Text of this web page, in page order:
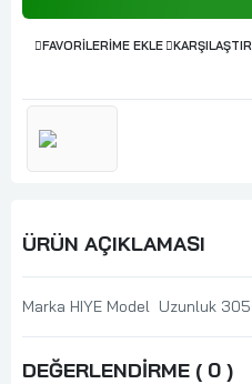
FAVORILERIME EKLE
ÜRÜN AÇIKLAMASI
Marka HIYE Model Uzunluk 305
DEĞERLENDIRME ( 0 )